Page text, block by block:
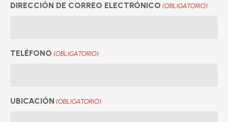
DIRECCIÓN DE CORREO ELECTRÓNICO (OBLIGATORIO)
TELÉFONO (OBLIGATORIO)
UBICACIÓN (OBLIGATORIO)